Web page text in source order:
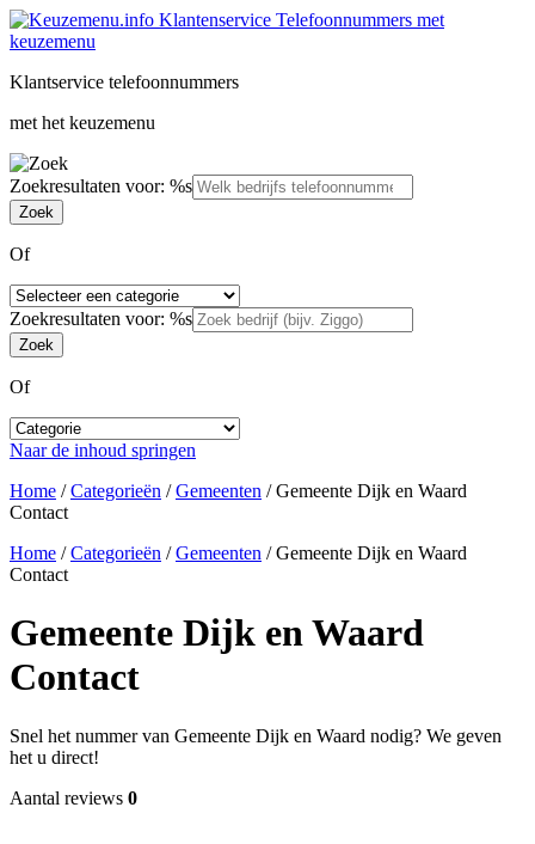
Klantservice telefoonnummers
met het keuzemenu
Zoekresultaten voor: %s
Of
Zoekresultaten voor: %s
Of
Naar de inhoud springen
Home /Categorieën /Gemeenten /Gemeente Dijk en Waard
Contact
Home /Categorieën /Gemeenten /Gemeente Dijk en Waard
Contact
Gemeente Dijk en Waard
Contact
Snel het nummer van Gemeente Dijk en Waard nodig? We geven
het u direct!
Aantal reviews 0